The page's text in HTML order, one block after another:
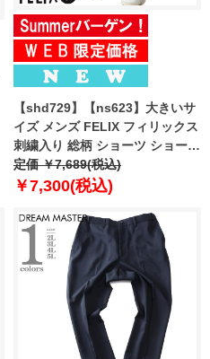
【shd729】【ns623】大きいサ
イズ メンズ FELIX フィリックス
刺繍入り 総柄 ショーツ ショート
パンツ ハーフパンツ 春夏新作
126628 【fre】
定価 ￥7,689(税込)
￥7,300(税込)